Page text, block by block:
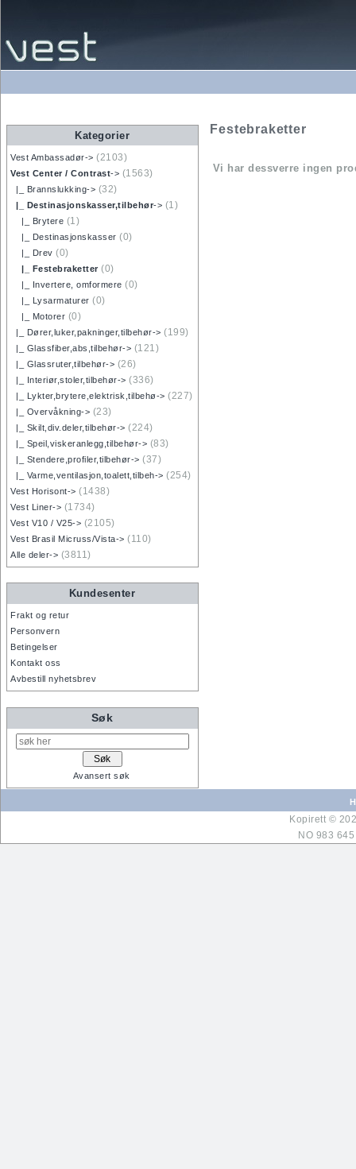
Kategorier
Vest Ambassadør-> (2103)
Vest Center / Contrast-> (1563)
|_ Brannslukking-> (32)
|_ Destinasjonskasser,tilbehør-> (1)
|_ Brytere (1)
|_ Destinasjonskasser (0)
|_ Drev (0)
|_ Festebraketter (0)
|_ Invertere, omformere (0)
|_ Lysarmaturer (0)
|_ Motorer (0)
|_ Dører,luker,pakninger,tilbehør-> (199)
|_ Glassfiber,abs,tilbehør-> (121)
|_ Glassruter,tilbehør-> (26)
|_ Interiør,stoler,tilbehør-> (336)
|_ Lykter,brytere,elektrisk,tilbehø-> (227)
|_ Overvåkning-> (23)
|_ Skilt,div.deler,tilbehør-> (224)
|_ Speil,viskeranlegg,tilbehør-> (83)
|_ Stendere,profiler,tilbehør-> (37)
|_ Varme,ventilasjon,toalett,tilbeh-> (254)
Vest Horisont-> (1438)
Vest Liner-> (1734)
Vest V10 / V25-> (2105)
Vest Brasil Micruss/Vista-> (110)
Alle deler-> (3811)
Kundesenter
Frakt og retur
Personvern
Betingelser
Kontakt oss
Avbestill nyhetsbrev
Søk
Avansert søk
Festebraketter
Vi har dessverre ingen
Kopirett ©
NO 983 645